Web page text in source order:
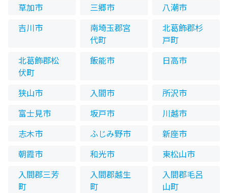
草加市
三郷市
八潮市
吉川市
南埼玉郡宮
代町
北葛飾郡杉
戸町
北葛飾郡松
伏町
飯能市 日高市
狭山市 入間市
所沢市
富士見市
坂戸市
川越市
志木市
ふじみ野市
新座市
朝霞市
和光市
東松山市
入間郡三芳
町
入間郡越生
町
入間郡毛呂
山町